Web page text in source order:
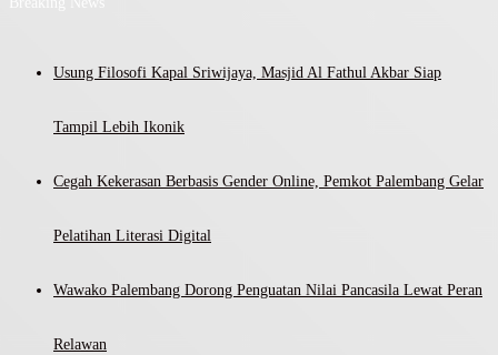
Usung Filosofi Kapal Sriwijaya, Masjid Al Fathul Akbar Siap
Tampil Lebih Ikonik
Cegah Kekerasan Berbasis Gender Online, Pemkot Palembang Gelar
Pelatihan Literasi Digital
Wawako Palembang Dorong Penguatan Nilai Pancasila Lewat Peran
Relawan